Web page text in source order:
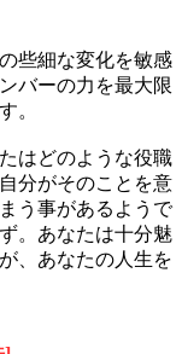
些細な変化を敏感
バーの力を最大限
。
はどのような役職
分がそのことを意
う事があるようで
。あなたは十分魅
、あなたの人生を